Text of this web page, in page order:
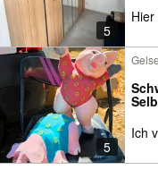
5
5
Ich